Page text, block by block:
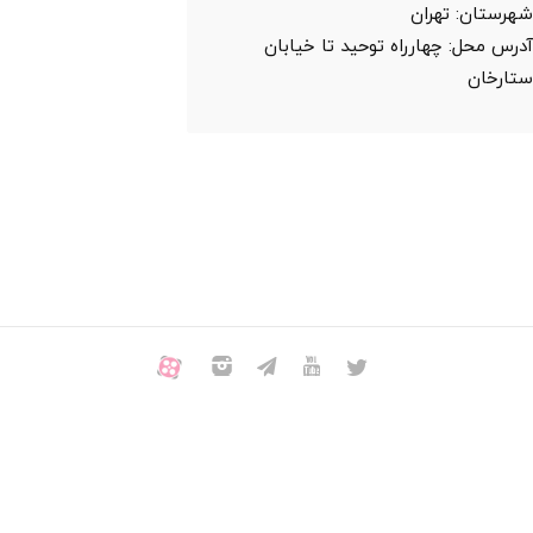
شهرستان: تهران
آدرس محل: چهارراه توحید تا خیابان
ستارخان